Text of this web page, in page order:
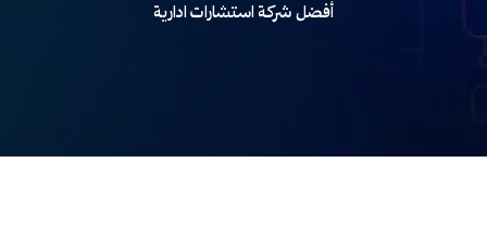
أفضل شركة استشارات ادارية